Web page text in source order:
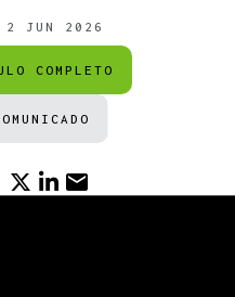
2 JUN 2026
COMPLETO
X LINKEDIN
CORREO